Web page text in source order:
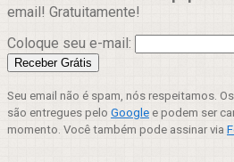
email! Gratuitamente!
Coloque seu e-mail:
Seu email não é spam, nós respeitamos.
são entregues pelo Google e podem ser
momento. Você também pode assinar via